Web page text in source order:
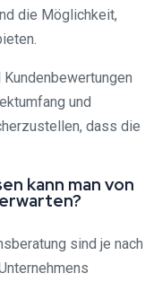
die Möglichkeit,
und
dass die
kann man von
sind je nach